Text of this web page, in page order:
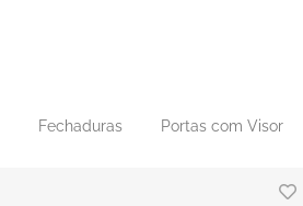
Fechaduras Portas com Visor